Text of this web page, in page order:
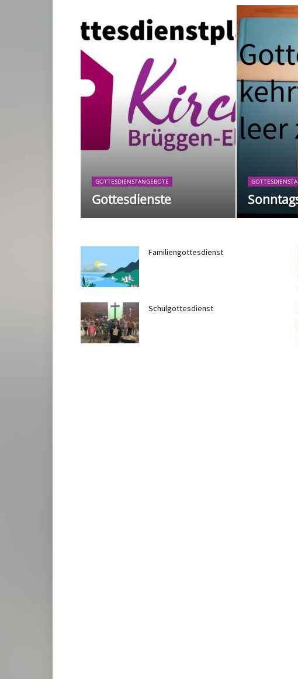
GOTTESDIENSTANGEBOTE
Gottesdienste
Familiengottesdienst
Schulgottesdienst